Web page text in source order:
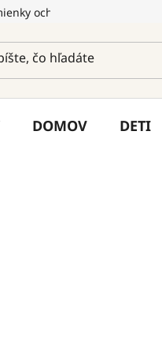
ochrany osobných údajov
DOMOV DETI